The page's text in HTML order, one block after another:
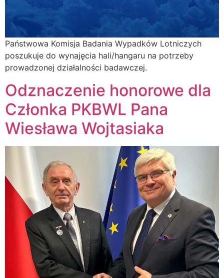
Państwowa Komisja Badania Wypadków Lotniczych
poszukuje do wynajęcia hali/hangaru na potrzeby
prowadzonej działalności badawczej.
Odznaczenie honorowe dla
Członka PKBWL Pana
Wiesława Wojtasiaka